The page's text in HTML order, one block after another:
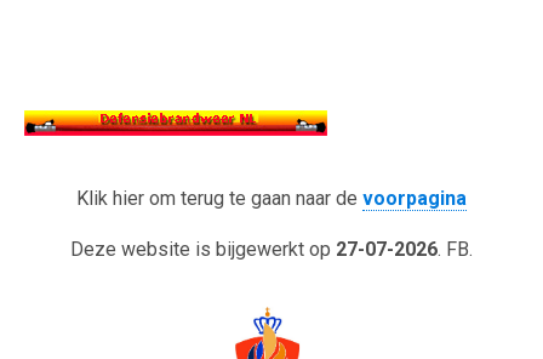
Klik hier om terug te gaan naar de voorpagina
Deze website is bijgewerkt op 27-07-2026. FB.